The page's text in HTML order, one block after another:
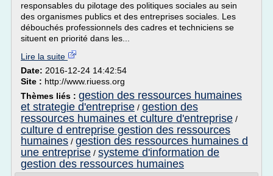
responsables du pilotage des politiques sociales au sein
des organismes publics et des entreprises sociales. Les
débouchés professionnels des cadres et techniciens se
situent en priorité dans les...
Lire la suite
Date: 2016-12-24 14:42:54
Site : http://www.riuess.org
Thèmes liés : gestion des ressources humaines
et strategie d'entreprise / gestion des
ressources humaines et culture d'entreprise /
culture d entreprise gestion des ressources
humaines / gestion des ressources humaines d
une entreprise / systeme d'information de
gestion des ressources humaines